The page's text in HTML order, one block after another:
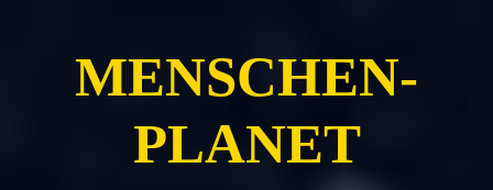
MEN­SCHEN­
PLA­NET